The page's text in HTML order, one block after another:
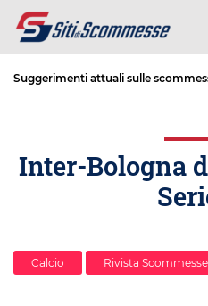
Suggerimenti attuali sulle
Inter-Bologna
Calcio Rivista